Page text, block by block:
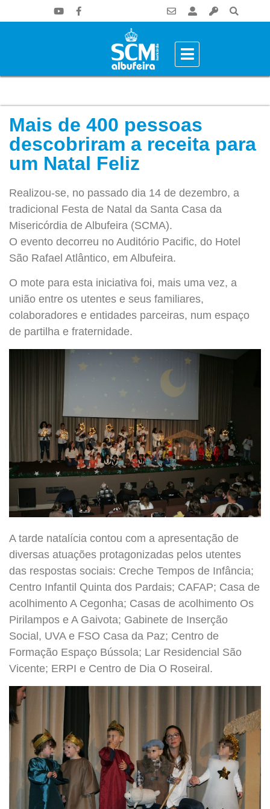
Mais de 400 pessoas
descobriram a receita para
um Natal Feliz
Realizou-se, no passado dia 14 de dezembro, a
tradicional Festa de Natal da Santa Casa da
Misericórdia de Albufeira (SCMA).
O evento decorreu no Auditório Pacific, do Hotel
São Rafael Atlântico, em Albufeira.
O mote para esta iniciativa foi, mais uma vez, a
união entre os utentes e seus familiares,
colaboradores e entidades parceiras, num espaço
de partilha e fraternidade.
A tarde natalícia contou com a apresentação de
diversas atuações protagonizadas pelos utentes
das respostas sociais: Creche Tempos de Infância;
Centro Infantil Quinta dos Pardais; CAFAP; Casa de
acolhimento A Cegonha; Casas de acolhimento Os
Pirilampos e A Gaivota; Gabinete de Inserção
Social, UVA e FSO Casa da Paz; Centro de
Formação Espaço Bússola; Lar Residencial São
Vicente; ERPI e Centro de Dia O Roseiral.